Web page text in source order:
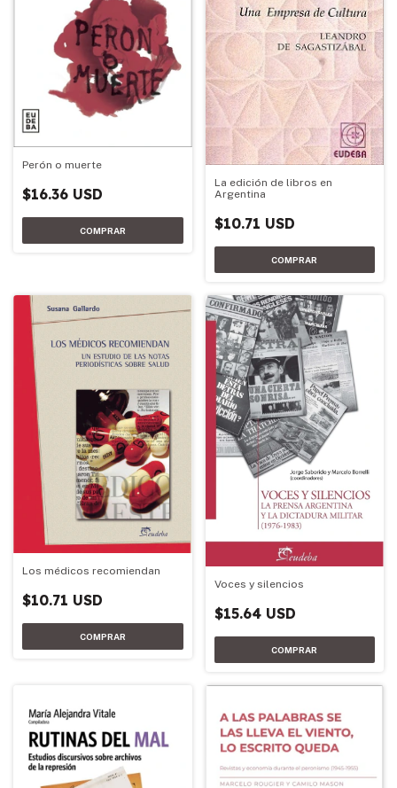
Perón o muerte
$16.36 USD
La edición de libros en
Argentina
$10.71 USD
Los médicos recomiendan
$10.71 USD
Voces y silencios
$15.64 USD